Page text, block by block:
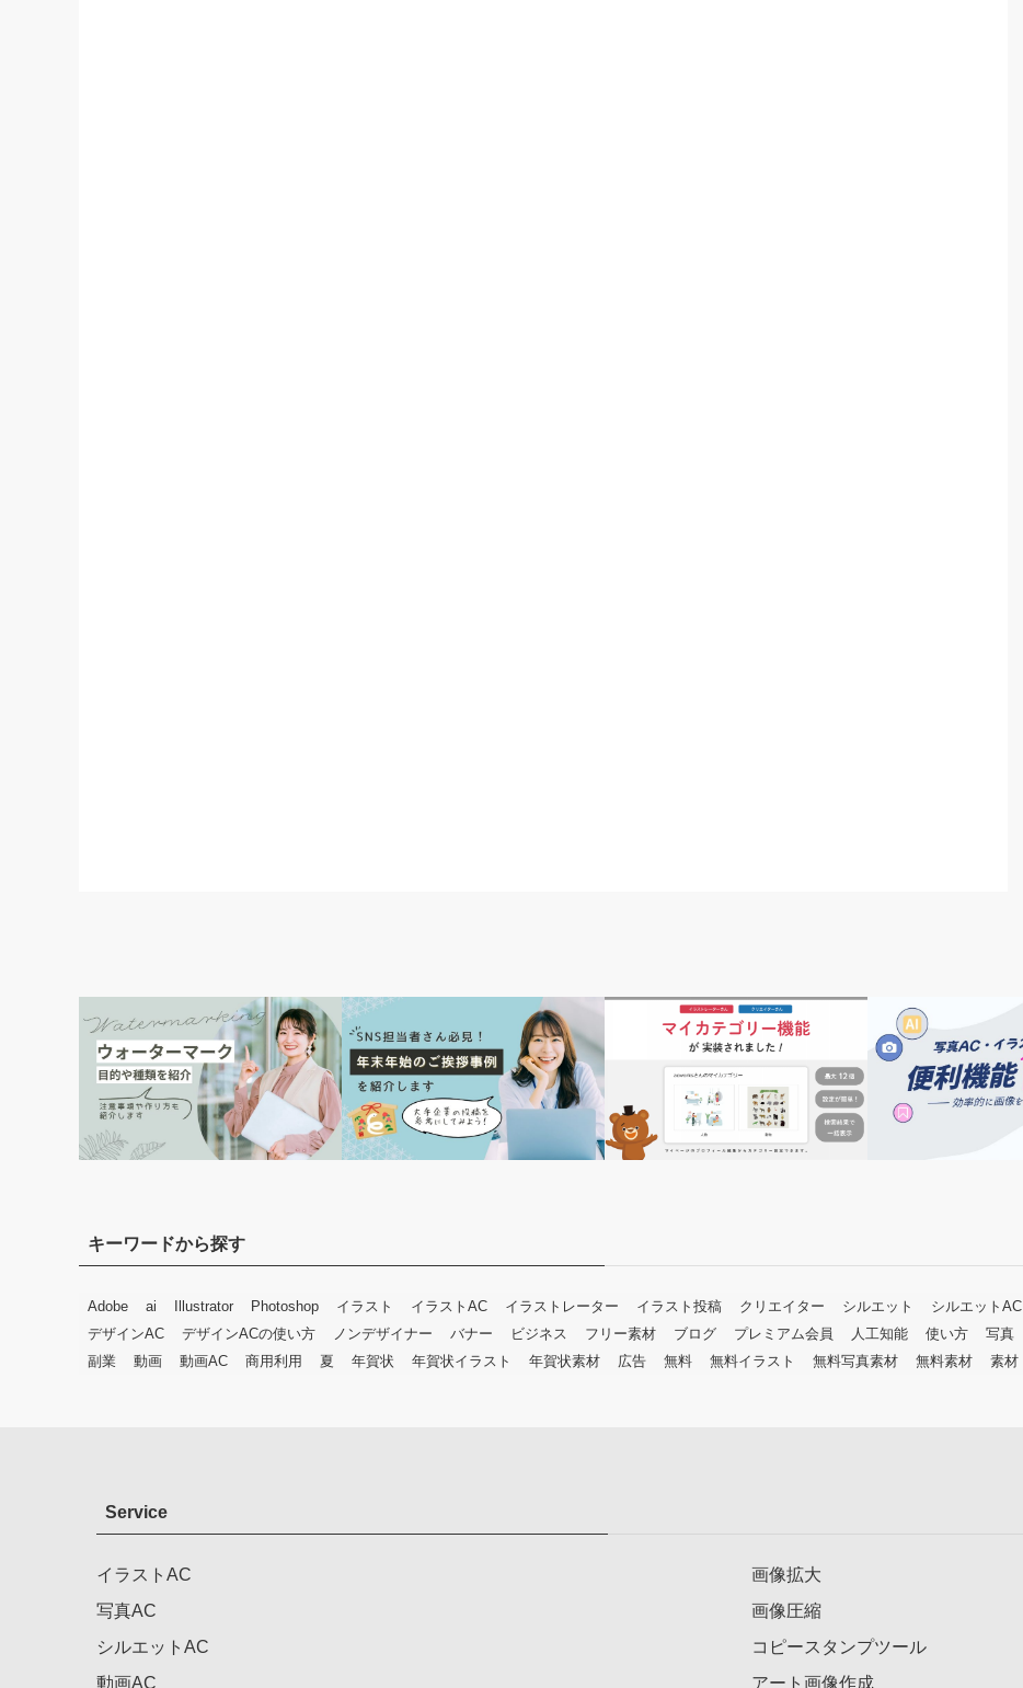
キーワードから探す
Adobe ai Illustrator Photoshop イラスト イラストAC イラストレーター イラスト投稿 クリエイター シルエット シルエットAC
デザインAC
デザインACの使い方 ノンデザイナー バナー ビジネス フリー素材 ブログ プレミアム会員 人工知能 使い方 写真
副業
動画 動画AC 商用利用 夏 年賀状 年賀状イラスト 年賀状素材 広告 無料 無料イラスト 無料写真素材 無料素材 素材
Service
イラストAC
写真AC
シルエットAC
動画AC
画像拡大
画像圧縮
コピースタンプツール
アート画像作成